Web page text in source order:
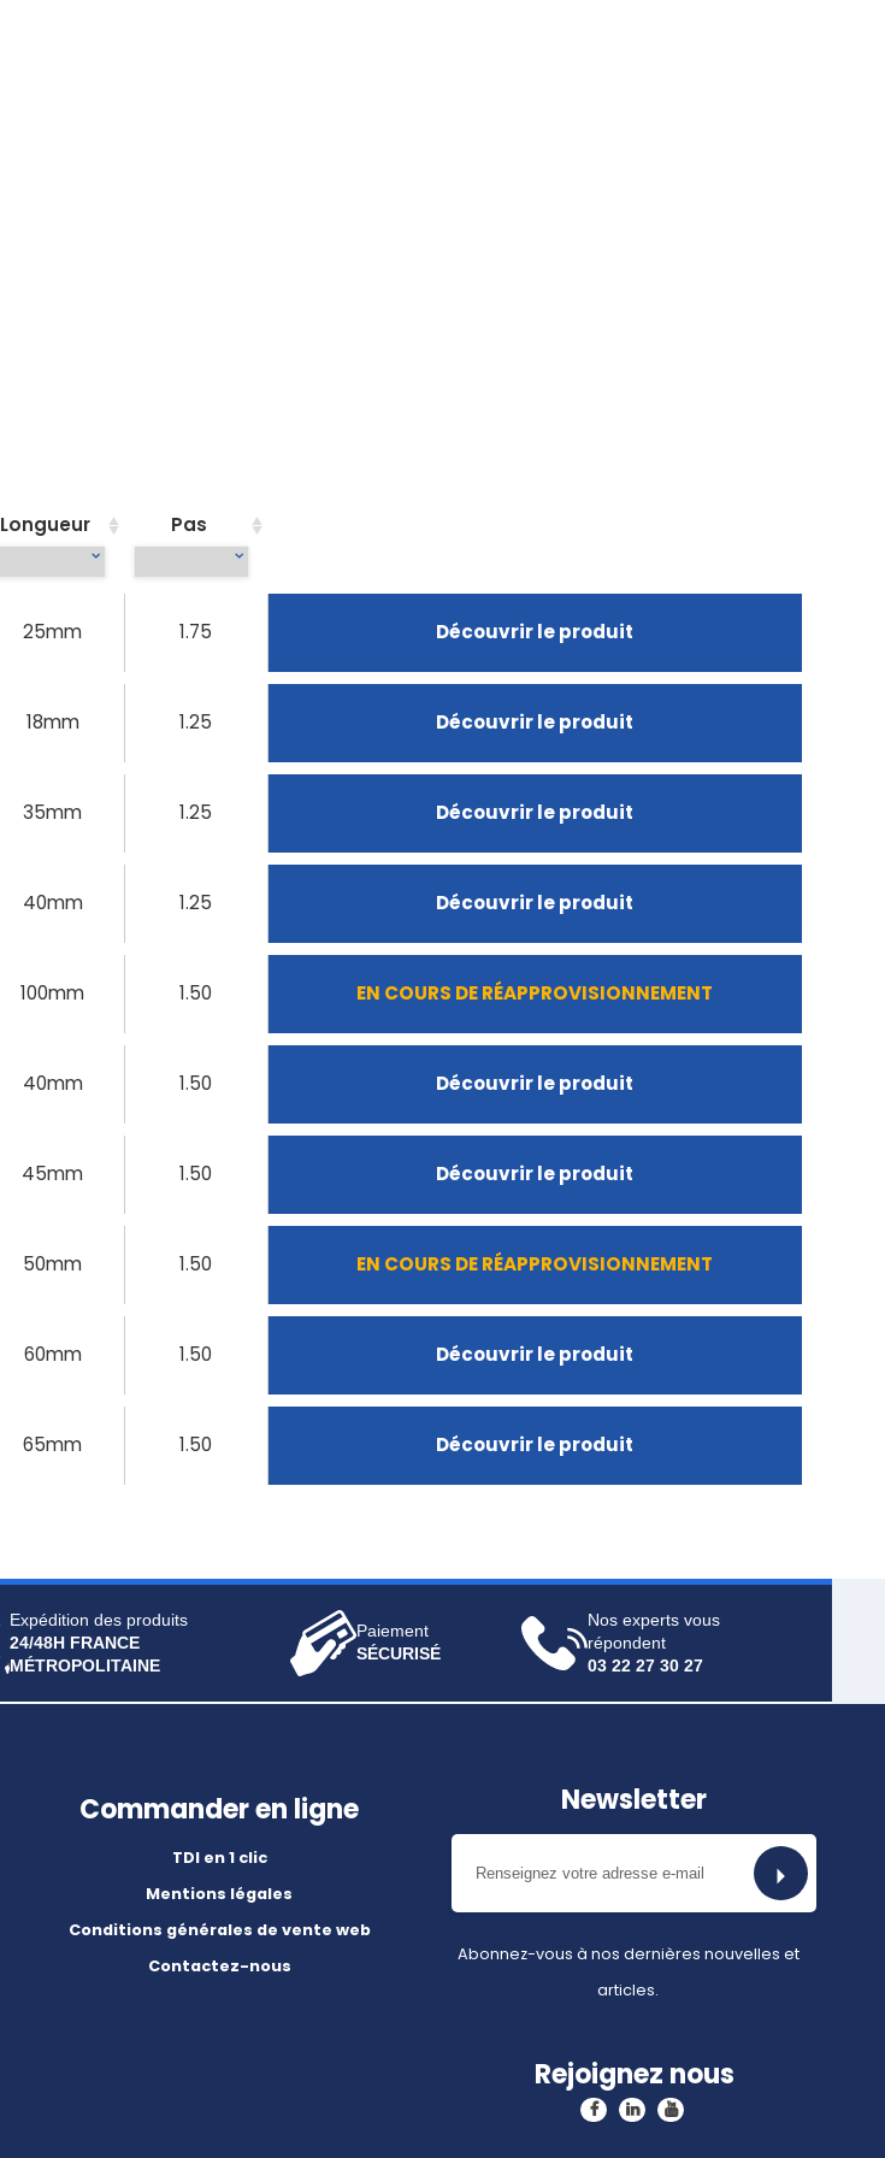
Longueur Pas
25mm 1.75 Découvrir le produit
18mm 1.25 Découvrir le produit
35mm 1.25 Découvrir le produit
40mm 1.25 Découvrir le produit
100mm 1.50 EN COURS DE RÉAPPROVISIONNEMENT
40mm 1.50 Découvrir le produit
45mm 1.50 Découvrir le produit
50mm 1.50 EN COURS DE RÉAPPROVISIONNEMENT
60mm 1.50 Découvrir le produit
65mm 1.50 Découvrir le produit
Expédition des produits
24/48H FRANCE
MÉTROPOLITAINE
Paiement
SÉCURISÉ
Nos experts vous
répondent
03 22 27 30 27
Commander en ligne
TDI en 1 clic
Mentions légales
Conditions générales de vente web
Contactez-nous
Newsletter
Abonnez-vous à nos dernières nouvelles et
articles.
Rejoignez nous